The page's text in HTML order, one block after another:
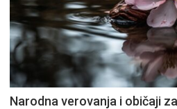
Narodna verovanja i običaji